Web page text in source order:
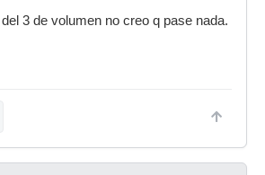
3 de volumen no creo q pase nada.